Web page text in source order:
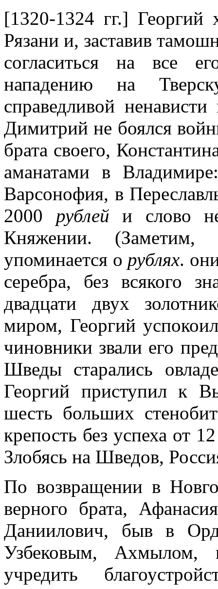
[1320-1324 гг.]
Рязани и, заставив
согласиться на все
нападению на
справедливой
Димитрий не боялся
брата своего,
аманатами в
Варсонофия, в
2000 рублей и слово
Княжении.
упоминается о рублях.
серебра, без всякого
двадцати двух
миром, Георгий
чиновники звали его
Шведы старались
Георгий приступил к
шесть больших
крепость без успеха от
Злобясь на Шведов,
По возвращении в
верного брата,
Даниилович, быв в
Узбековым, Ахмылом,
учредить